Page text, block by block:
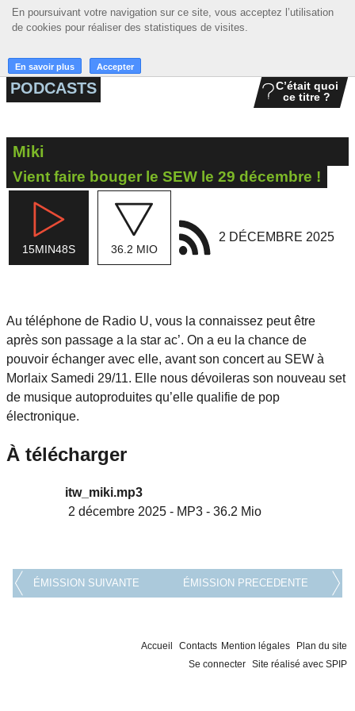
En poursuivant votre navigation sur ce site, vous acceptez l’utilisation
de cookies pour réaliser des statistiques de visites.
En savoir plus Accepter
En poursuivant votre navigation sur ce site, vous acceptez l’utilisation
de cookies pour réaliser des statistiques de visites.
En savoir plus Accepter
☰ MENU
ACCUEIL
ACTIONS
PODCASTS
C’était quoi
ce titre ?
Miki
Vient faire bouger le SEW le 29 décembre !
15MIN48S 36.2 MIO
2 DÉCEMBRE 2025
Au téléphone de Radio U, vous la connaissez peut être
après son passage a la star ac’. On a eu la chance de
pouvoir échanger avec elle, avant son concert au SEW à
Morlaix Samedi 29/11. Elle nous dévoileras son nouveau set
de musique autoproduites qu’elle qualifie de pop
électronique.
À télécharger
itw_miki.mp3
2 décembre 2025 - MP3 - 36.2 Mio
ÉMISSION SUIVANTE ÉMISSION PRECEDENTE
Accueil Contacts Mention légales
Plan du site
Se connecter Site réalisé avec SPIP